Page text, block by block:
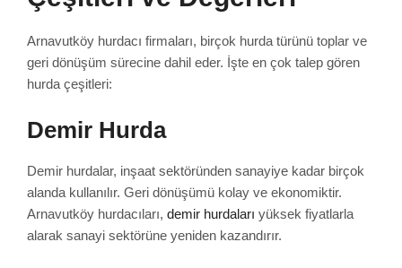
Arnavutköy hurdacı firmaları, birçok hurda türünü toplar ve
geri dönüşüm sürecine dahil eder. İşte en çok talep gören
hurda çeşitleri:
Demir Hurda
Demir hurdalar, inşaat sektöründen sanayiye kadar birçok
alanda kullanılır. Geri dönüşümü kolay ve ekonomiktir.
Arnavutköy hurdacıları, demir hurdaları yüksek fiyatlarla
alarak sanayi sektörüne yeniden kazandırır.